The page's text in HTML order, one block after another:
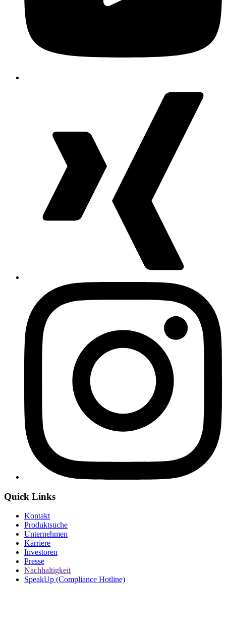
Quick Links
Kontakt
Produktsuche
Unternehmen
Karriere
Investoren
Presse
Nachhaltigkeit
SpeakUp (Compliance Hotline)